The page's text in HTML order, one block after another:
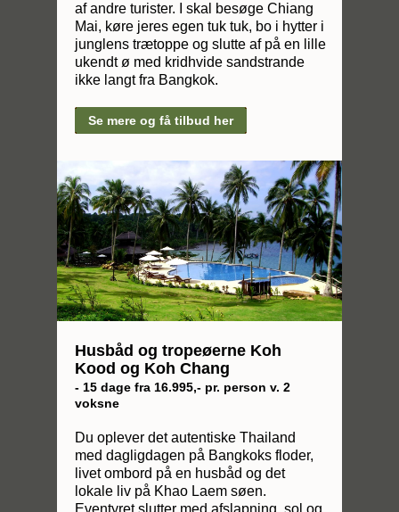
af andre turister. I skal besøge Chiang
Mai, køre jeres egen tuk tuk, bo i hytter i
junglens trætoppe og slutte af på en lille
ukendt ø med kridhvide sandstrande
ikke langt fra Bangkok.
Se mere og få tilbud her
Husbåd og tropeøerne Koh
Kood og Koh Chang
- 15 dage fra 16.995,- pr. person v. 2
voksne
Du oplever det autentiske Thailand
med dagligdagen på Bangkoks floder,
livet ombord på en husbåd og det
lokale liv på Khao Laem søen.
Eventyret slutter med afslapning, sol og